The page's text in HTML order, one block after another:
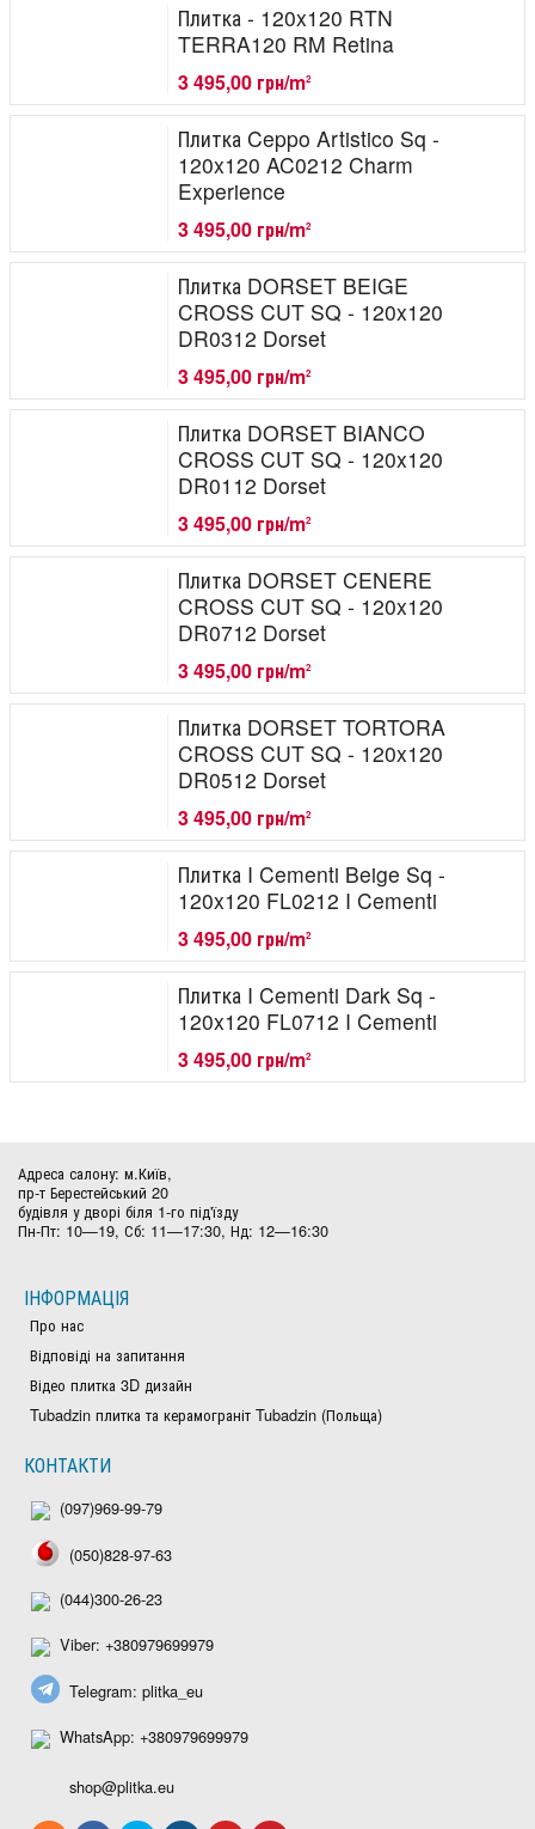
Плитка - 120x120 RTN
TERRA120 RM Retina
3 495,00 грн/m2
Плитка Ceppo Artistico Sq -
120x120 AC0212 Charm
Experience
3 495,00 грн/m2
Плитка DORSET BEIGE
CROSS CUT SQ - 120x120
DR0312 Dorset
3 495,00 грн/m2
Плитка DORSET BIANCO
CROSS CUT SQ - 120x120
DR0112 Dorset
3 495,00 грн/m2
Плитка DORSET CENERE
CROSS CUT SQ - 120x120
DR0712 Dorset
3 495,00 грн/m2
Плитка DORSET TORTORA
CROSS CUT SQ - 120x120
DR0512 Dorset
3 495,00 грн/m2
Плитка I Cementi Beige Sq -
120x120 FL0212 I Cementi
3 495,00 грн/m2
Плитка I Cementi Dark Sq -
120x120 FL0712 I Cementi
3 495,00 грн/m2
Адреса салону: м.Київ,
пр-т Берестейський 20
будівля у дворі біля 1-го під'їзду
Пн-Пт: 10—19, Сб: 11—17:30, Нд: 12—16:30
ІНФОРМАЦІЯ
Про нас
Відповіді на запитання
Відео плитка 3D дизайн
Tubadzin плитка та керамограніт Tubadzin (Польща)
КОНТАКТИ
(097)969-99-79
(050)828-97-63
(044)300-26-23
Viber: +380979699979
Telegram: plitka_eu
WhatsApp: +380979699979
shop@plitka.eu